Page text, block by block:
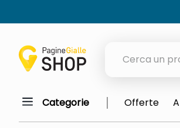
Categorie Offerte